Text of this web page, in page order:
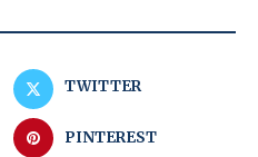
TWITTER
PINTEREST